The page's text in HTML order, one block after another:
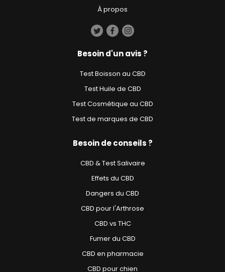
À propos
Besoin d'un avis ?
Test Boisson au CBD
Test Huile de CBD
Test Cosmétique au CBD
Test de marques de CBD
Besoin de conseils ?
CBD & Test Salivaire
Effets du CBD
Dangers du CBD
CBD pour l'Arthrose
CBD vs THC
Fumer du CBD
CBD en pharmacie
CBD pour chien